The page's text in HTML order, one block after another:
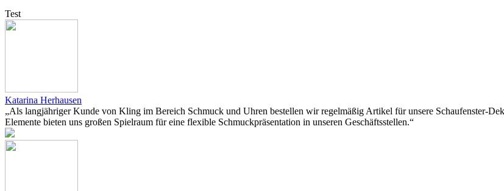
Test
Katarina Herhausen
„Als langjähriger Kunde von Kling im Bereich Schmuck und Uhren bestellen wir regelmäßig Artikel für unsere Schaufenster-
Elemente bieten uns großen Spielraum für eine flexible Schmuckpräsentation in unseren Geschäftsstellen.“